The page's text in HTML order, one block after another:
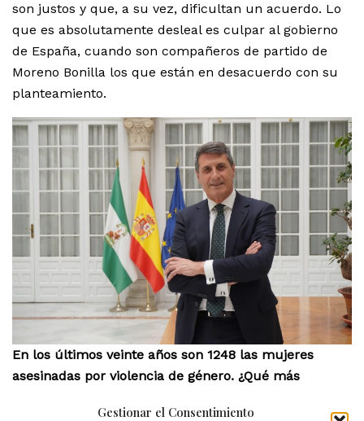
Gestionar el Consentimiento
son justos y que, a su vez, dificultan un acuerdo. Lo
que es absolutamente desleal es culpar al gobierno
de España, cuando son compañeros de partido de
Moreno Bonilla los que están en desacuerdo con su
planteamiento.
En los últimos veinte años son 1248 las mujeres
asesinadas por violencia de género. ¿Qué más